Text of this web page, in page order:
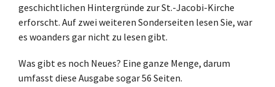
geschichtlichen Hintergründe zur St.-Jacobi-Kirche
erforscht. Auf zwei weiteren Sonderseiten lesen Sie, war
es woanders gar nicht zu lesen gibt.
Was gibt es noch Neues? Eine ganze Menge, darum
umfasst diese Ausgabe sogar 56 Seiten.